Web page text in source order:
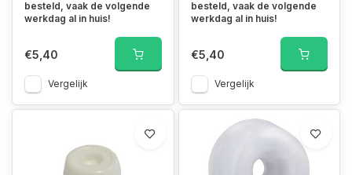
besteld, vaak de volgende
werkdag al in huis!
€5,40
Vergelijk
besteld, vaak de volgende
werkdag al in huis!
€5,40
Vergelijk